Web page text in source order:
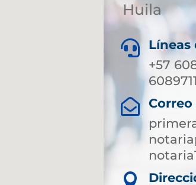
Huila

Líneas
+57

